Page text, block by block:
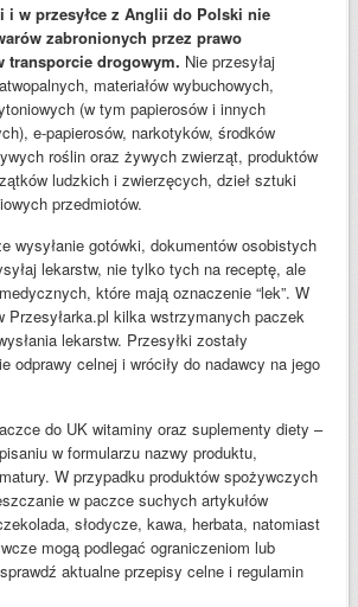
i w przesyłce z Anglii do Polski nie
zabronionych przez prawo
transporcie drogowym. Nie przesyłaj
materiałów wybuchowych,
(w tym papierosów i innych
e-papierosów, narkotyków, środków
roślin oraz żywych zwierząt, produktów
ludzkich i zwierzęcych, dzieł sztuki
przedmiotów.
wysyłanie gotówki, dokumentów osobistych
lekarstw, nie tylko tych na receptę, ale
które mają oznaczenie “lek”. W
Przesyłarka.pl kilka wstrzymanych paczek
lekarstw. Przesyłki zostały
odprawy celnej i wróciły do nadawcy na jego
do UK witaminy oraz suplementy diety –
w formularzu nazwy produktu,
W przypadku produktów spożywczych
w paczce suchych artykułów
słodycze, kawa, herbata, natomiast
mogą podlegać ograniczeniom lub
aktualne przepisy celne i regulamin